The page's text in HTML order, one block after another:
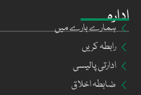
ادارہ
ہمارے بارے میں
رابطہ کریں
ادارتی پالیسی
ضابطہ اخلاق